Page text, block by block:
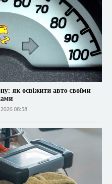
як освіжити авто своїми
08:58